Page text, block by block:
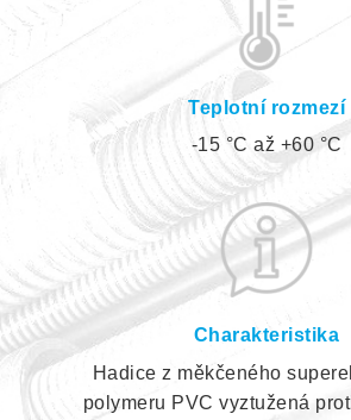
Teplotní rozmezí
-15 °C až +60 °C
Charakteristika
Hadice z měkčeného
polymeru PVC vyztužená